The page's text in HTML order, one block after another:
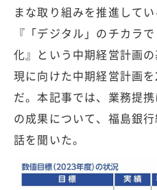
まな取り組みを推進してい
『「デジタル」のチカラ
化』という中期経営計画
現に向けた中期経営計画
だ。本記事では、業務提
の成果について、福島銀
話を聞いた。